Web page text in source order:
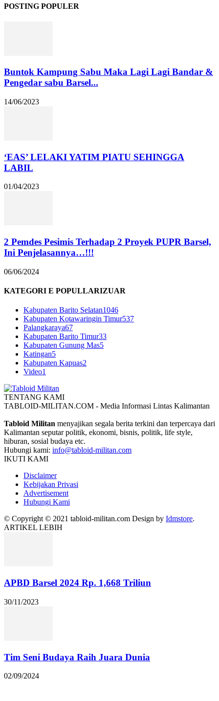
POSTING POPULER
Buntok Kampung Sabu Maka Lagi Lagi Bandar &
Pengedar sabu Barsel...
14/06/2023
‘EAS’ LELAKI YATIM PIATU SEHINGGA
LABIL
01/04/2023
2 Pemdes Pesimis Terhadap 2 Proyek PUPR Barsel,
Ini Penjelasannya…!!!
06/06/2024
KATEGORI E POPULLARIZUAR
Kabupaten Barito Selatan1046
Kabupaten Kotawaringin Timur537
Palangkaraya67
Kabupaten Barito Timur33
Kabupaten Gunung Mas5
Katingan5
Kabupaten Kapuas2
Video1
TENTANG KAMI
TABLOID-MILITAN.COM - Media Informasi Lintas Kalimantan
Tabloid Militan menyajikan segala berita terkini dan terpercaya dari
Kalimantan seputar politik, ekonomi, bisnis, politik, life style,
hiburan, sosial budaya etc.
Hubungi kami: info@tabloid-militan.com
IKUTI KAMI
Disclaimer
Kebijakan Privasi
Advertisement
Hubungi Kami
© Copyright © 2021 tabloid-militan.com Design by Idmstore.
ARTIKEL LEBIH
APBD Barsel 2024 Rp. 1,668 Triliun
30/11/2023
Tim Seni Budaya Raih Juara Dunia
02/09/2024